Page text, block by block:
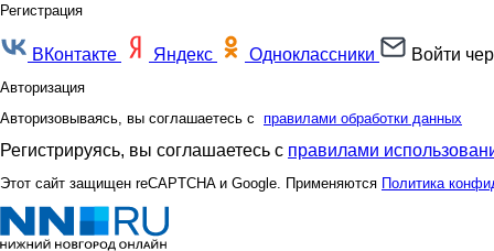
Регистрация
ВКонтакте Яндекс Одноклассники Войти
Авторизация
Авторизовываясь, вы соглашаетесь с правилами обработки данных
Регистрируясь, вы соглашаетесь с правилами
Этот сайт защищен reCAPTCHA и Google. Применяются Политика